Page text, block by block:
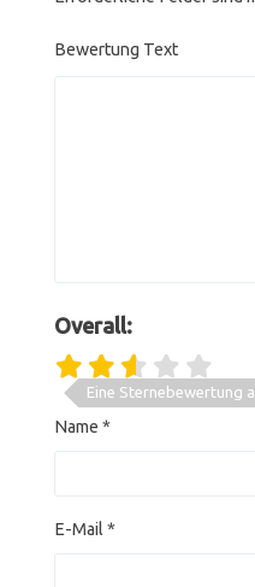
Bewertung Text
Overall:
Eine Sternebewertung
Name *
E-Mail *